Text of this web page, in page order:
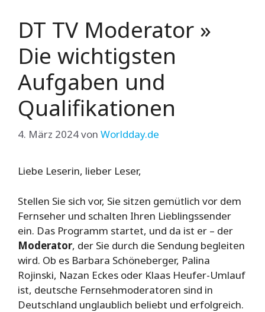
DT TV Moderator »
Die wichtigsten
Aufgaben und
Qualifikationen
4. März 2024von Worldday.de
Liebe Leserin, lieber Leser,
Stellen Sie sich vor, Sie sitzen gemütlich vor dem
Fernseher und schalten Ihren Lieblingssender
ein. Das Programm startet, und da ist er – der
Moderator, der Sie durch die Sendung begleiten
wird. Ob es Barbara Schöneberger, Palina
Rojinski, Nazan Eckes oder Klaas Heufer-Umlauf
ist, deutsche Fernsehmoderatoren sind in
Deutschland unglaublich beliebt und erfolgreich.